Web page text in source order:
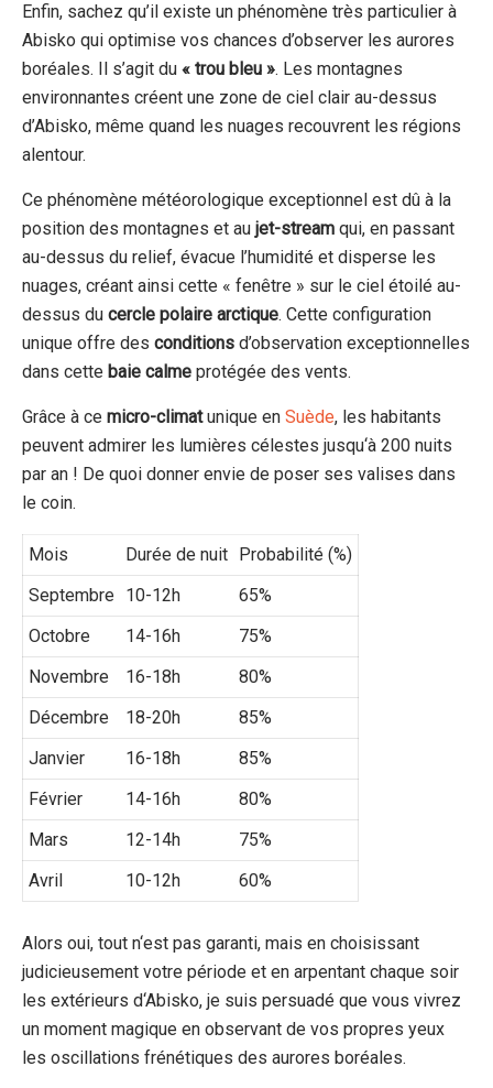
Enfin, sachez qu’il existe un phénomène très particulier à
Abisko qui optimise vos chances d’observer les aurores
boréales. Il s’agit du « trou bleu ». Les montagnes
environnantes créent une zone de ciel clair au-dessus
d’Abisko, même quand les nuages recouvrent les régions
alentour.
Ce phénomène météorologique exceptionnel est dû à la
position des montagnes et au jet-stream qui, en passant
au-dessus du relief, évacue l’humidité et disperse les
nuages, créant ainsi cette « fenêtre » sur le ciel étoilé au-
dessus du cercle polaire arctique. Cette configuration
unique offre des conditions d’observation exceptionnelles
dans cette baie calme protégée des vents.
Grâce à ce micro-climat unique en Suède, les habitants
peuvent admirer les lumières célestes jusqu‘à 200 nuits
par an ! De quoi donner envie de poser ses valises dans
le coin.
Mois Durée de nuit Probabilité (%)
Septembre
10-12h
65%
Octobre
14-16h
75%
Novembre
16-18h
80%
Décembre
18-20h
85%
Janvier
16-18h
85%
Février
14-16h
80%
Mars
12-14h
75%
Avril
10-12h 60%
Alors oui, tout n‘est pas garanti, mais en choisissant
judicieusement votre période et en arpentant chaque soir
les extérieurs d‘Abisko, je suis persuadé que vous vivrez
un moment magique en observant de vos propres yeux
les oscillations frénétiques des aurores boréales.